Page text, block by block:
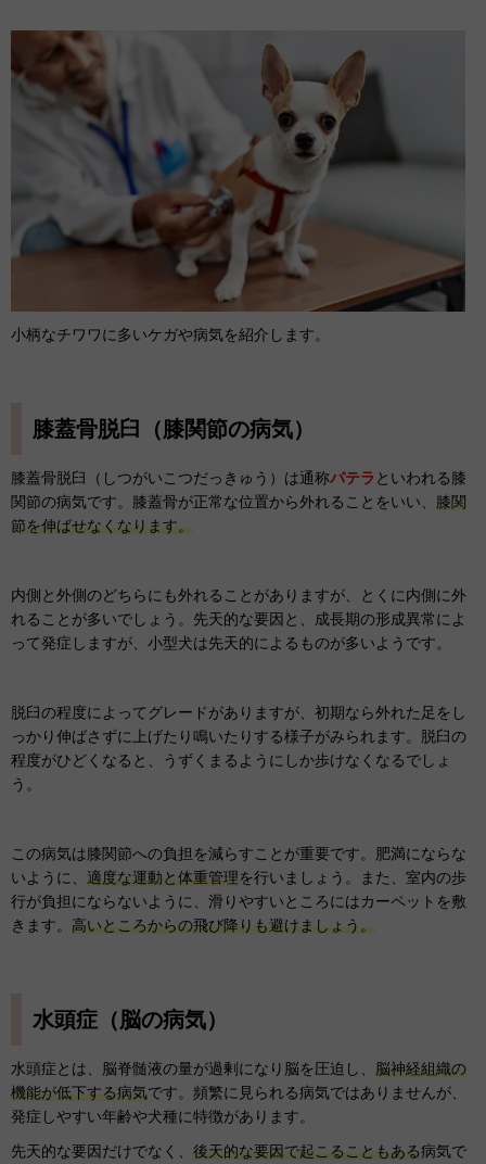
小柄なチワワに多いケガや病気を紹介します。
膝蓋骨脱臼（膝関節の病気）
膝蓋骨脱臼（しつがいこつだっきゅう）は通称パテラ といわれる膝
関節の病気です。膝蓋骨が正常な位置から外れることをいい、 膝関
節を伸ばせなくなります。
内側と外側のどちらにも外れることがありますが、とくに内側に外
れることが多いでしょう。先天的な要因と、成長期の形成異常によ
って発症しますが、小型犬は先天的によるものが多いようです。
脱臼の程度によってグレードがありますが、初期なら外れた足をし
っかり伸ばさずに上げたり鳴いたりする様子がみられます。脱臼の
程度がひどくなると、うずくまるようにしか歩けなくなるでしょ
う。
この病気は膝関節への負担を減らすことが重要です。肥満にならな
いように、 適度な運動と体重管理を行いましょう。また、室内の歩
行が負担にならないように、滑りやすいところにはカーペットを敷
きます。 高いところからの飛び降りも避けましょう。
水頭症（脳の病気）
水頭症とは、脳脊髄液の量が過剰になり脳を圧迫し、 脳神経組織の
機能が低下する病気です。頻繁に見られる病気ではありませんが、
発症しやすい年齢や犬種に特徴があります。
先天的な要因だけでなく、 後天的な要因で起こることもある病気で